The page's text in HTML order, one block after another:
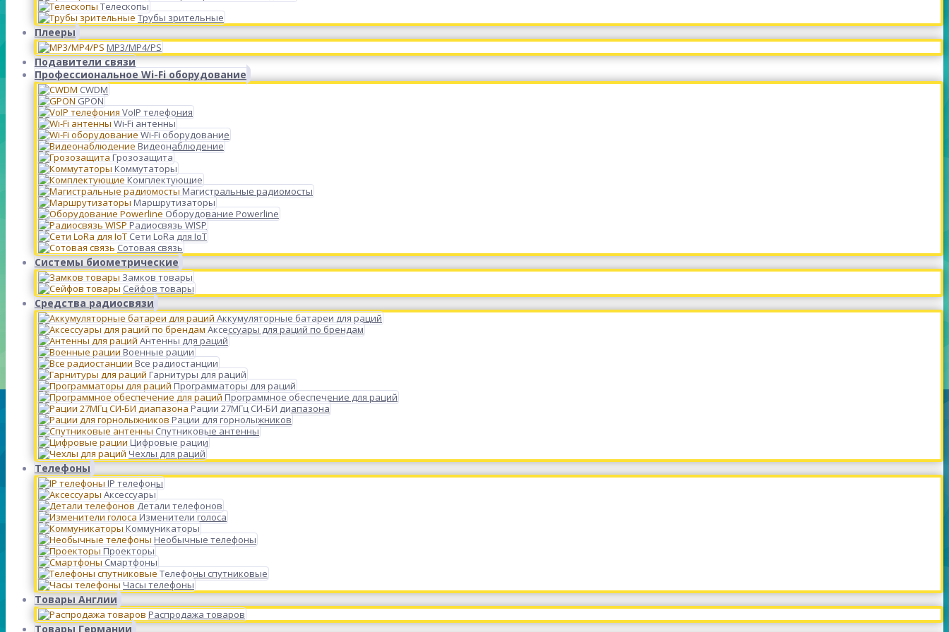
Телескопы
Трубы зрительные
Плееры
MP3/MP4/PS
Подавители связи
Профессиональное Wi-Fi оборудование
CWDM
GPON
VoIP телефония
Wi-Fi антенны
Wi-Fi оборудование
Видеонаблюдение
Грозозащита
Коммутаторы
Комплектующие
Магистральные радиомосты
Маршрутизаторы
Оборудование Powerline
Радиосвязь WISP
Сети LoRa для IoT
Сотовая связь
Системы биометрические
Замков товары
Сейфов товары
Средства радиосвязи
Аккумуляторные батареи для раций
Аксессуары для раций по брендам
Антенны для раций
Военные рации
Все радиостанции
Гарнитуры для раций
Программаторы для раций
Программное обеспечение для раций
Рации 27МГц СИ-БИ диапазона
Рации для горнолыжников
Спутниковые антенны
Цифровые рации
Чехлы для раций
Телефоны
IP телефоны
Аксессуары
Детали телефонов
Изменители голоса
Коммуникаторы
Необычные телефоны
Проекторы
Смартфоны
Телефоны спутниковые
Часы телефоны
Товары Англии
Распродажа товаров
Товары Германии